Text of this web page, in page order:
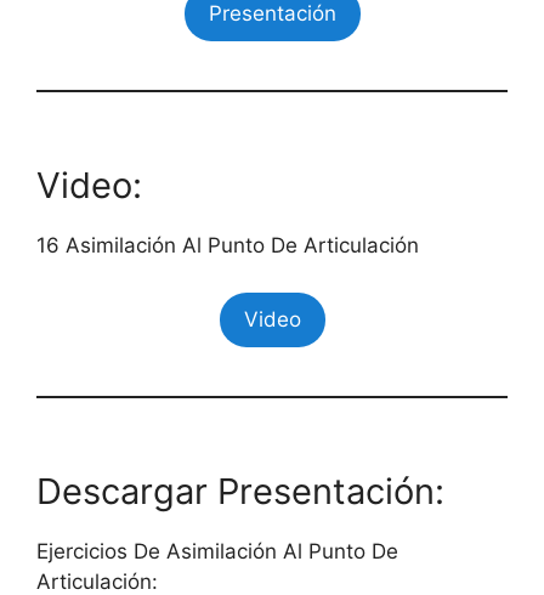
Presentación
Video:
16 Asimilación Al Punto De Articulación
Video
Descargar Presentación:
Ejercicios De Asimilación Al Punto De
Articulación: